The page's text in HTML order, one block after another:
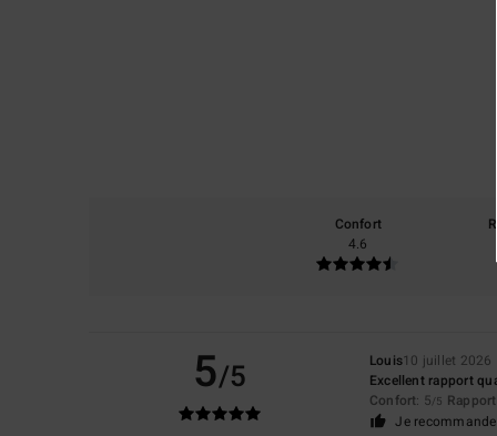
Confort
4.6
5/5 Louis10 juillet 2026
Excellent rapport
Confort: 5/5
Je